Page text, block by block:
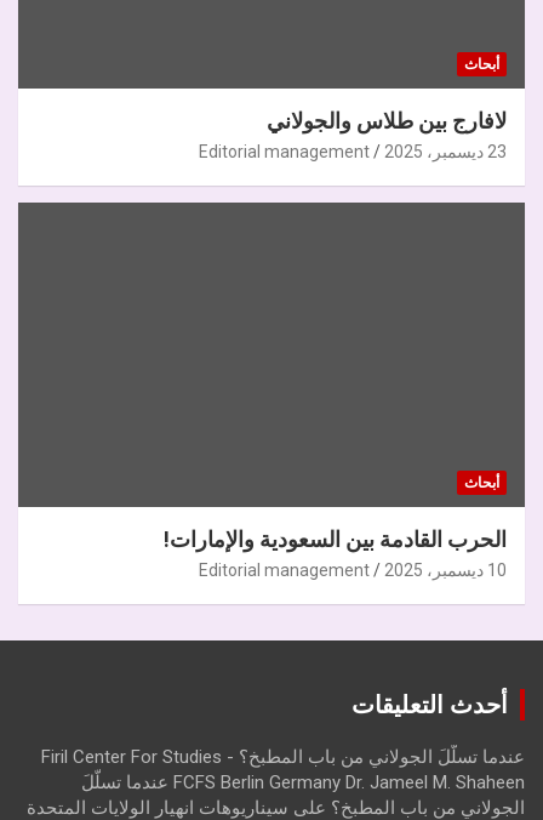
أبحاث
لافارج بين طلاس والجولاني
23 ديسمبر، 2025 Editorial management
أبحاث
الحرب القادمة بين السعودية والإمارات!
10 ديسمبر، 2025 Editorial management
أحدث التعليقات
عندما تسلّلَ الجولاني من باب المطبخ؟ - Firil Center For Studies
FCFS Berlin Germany Dr. Jameel M. Shaheen عندما تسلّلَ
الجولاني من باب المطبخ؟ على سيناريوهات انهيار الولايات المتحدة